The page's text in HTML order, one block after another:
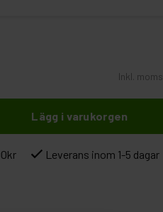
Inkl. moms:
Lägg i varukorgen
Leverans inom 1-5 dagar